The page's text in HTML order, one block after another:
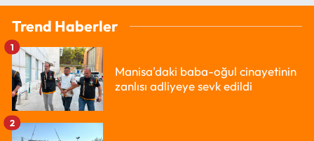
Trend Haberler
Manisa'daki baba-oğul cinayetinin
zanlısı adliyeye sevk edildi
1
2